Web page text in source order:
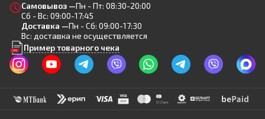
Самовывоз —Пн - Пт: 08:30-20:00
Сб - Вс: 09:00-17:45
Доставка —Пн - Сб: 09:00-17:30
Вс: доставка не осуществляется
Пример товарного чека